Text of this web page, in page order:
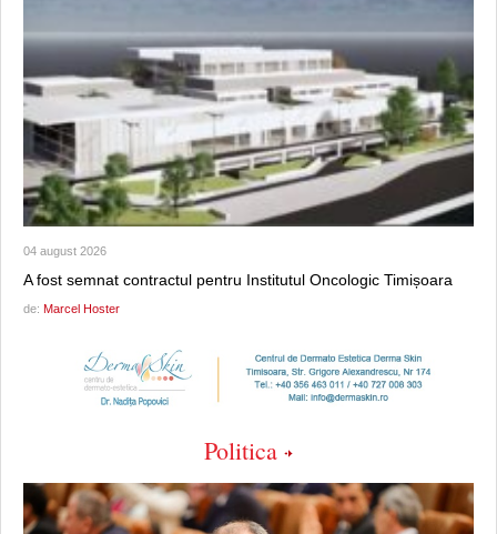
04 august 2026
A fost semnat contractul pentru Institutul Oncologic Timișoara
de: Marcel Hoster
Politica